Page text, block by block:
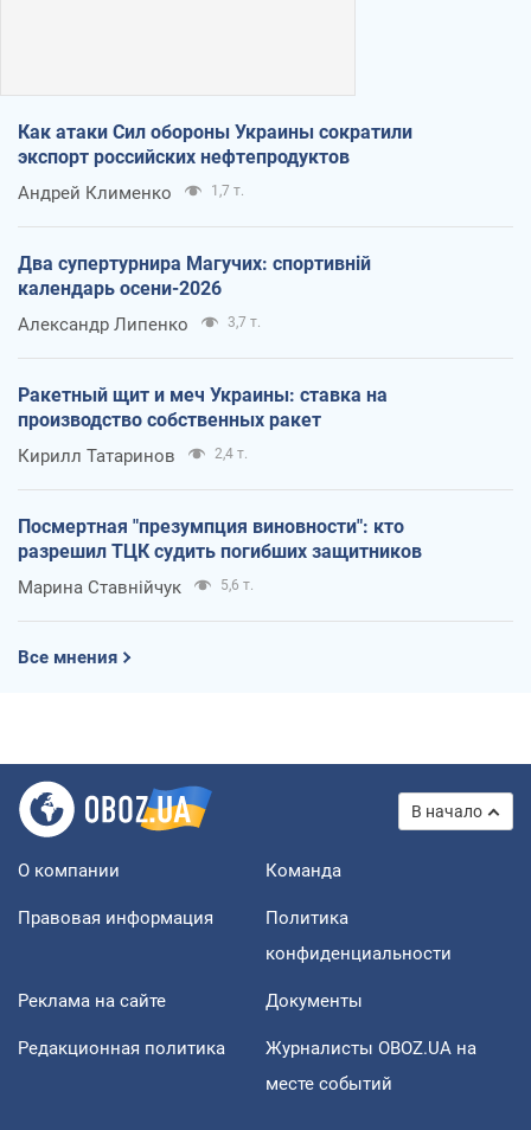
Как атаки Сил обороны Украины сократили
экспорт российских нефтепродуктов
Андрей Клименко 1,7 т.
Два супертурнира Магучих: спортивній
календарь осени-2026
Александр Липенко 3,7 т.
Ракетный щит и меч Украины: ставка на
производство собственных ракет
Кирилл Татаринов 2,4 т.
Посмертная "презумпция виновности": кто
разрешил ТЦК судить погибших защитников
Марина Ставнійчук 5,6 т.
Все мнения
В начало
О компании Команда
Правовая информация
Политика
конфиденциальности
Реклама на сайте Документы
Редакционная политика
Журналисты OBOZ.UA на
месте событий